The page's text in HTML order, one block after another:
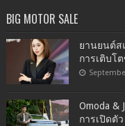
BIG MOTOR SALE
ยานยนต์ส
การเติบโ
Omoda &
การเปิดตั